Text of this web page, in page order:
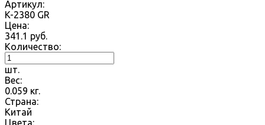
Артикул:
K-2380 GR
Цена:
341.1 руб.
Количество:
шт.
Вес:
0.059 кг.
Страна:
Китай